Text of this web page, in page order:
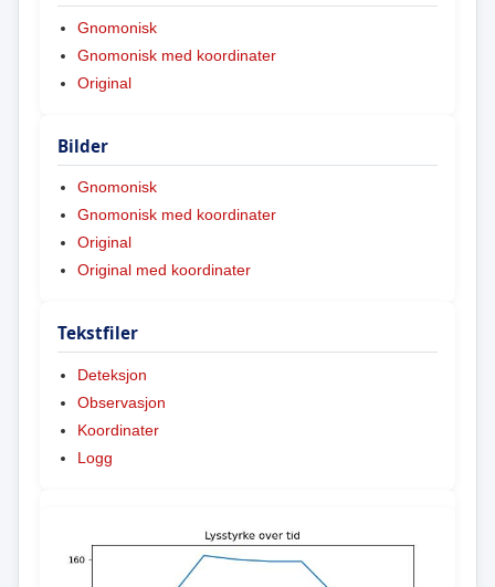
Gnomonisk
Gnomonisk med koordinater
Original
Bilder
Gnomonisk
Gnomonisk med koordinater
Original
Original med koordinater
Tekstfiler
Deteksjon
Observasjon
Koordinater
Logg